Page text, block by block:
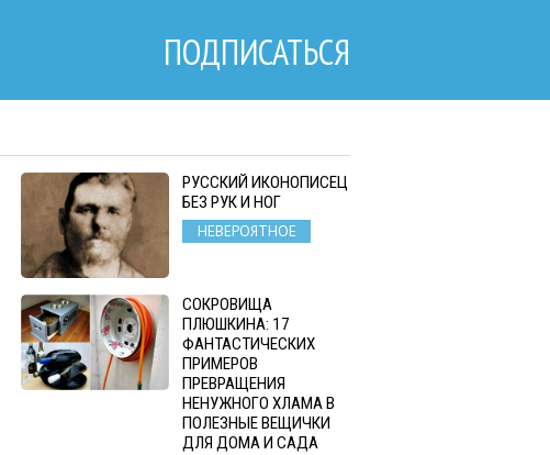
ПОДПИСАТЬСЯ
РУССКИЙ ИКОНОПИСЕЦ
БЕЗ РУК И НОГ
НЕВЕРОЯТНОЕ
СОКРОВИЩА
ПЛЮШКИНА: 17
ФАНТАСТИЧЕСКИХ
ПРИМЕРОВ
ПРЕВРАЩЕНИЯ
НЕНУЖНОГО ХЛАМА В
ПОЛЕЗНЫЕ ВЕЩИЧКИ
ДЛЯ ДОМА И САДА